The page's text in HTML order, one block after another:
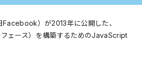
）が2013年に公開した、
ェース）を構築するためのJavaScript